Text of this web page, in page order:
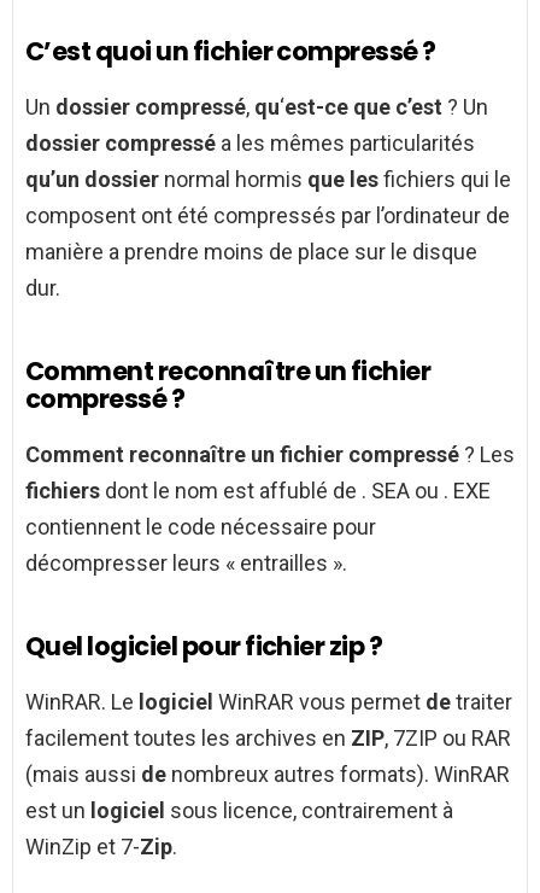
C’est quoi un fichier compressé ?
Un dossier compressé, qu‘est-ce que c’est ? Un
dossier compressé a les mêmes particularités
qu’un dossier normal hormis que lesfichiers qui le
composent ont été compressés par l’ordinateur de
manière a prendre moins de place sur le disque
dur.
Comment reconnaître un fichier
compressé ?
Comment reconnaître un fichier compressé ? Les
fichiers dont le nom est affublé de . SEA ou . EXE
contiennent le code nécessaire pour
décompresser leurs « entrailles ».
Quel logiciel pour fichier zip ?
WinRAR. Le logiciel WinRAR vous permet detraiter
facilement toutes les archives en ZIP, 7ZIP ou RAR
(mais aussi de nombreux autres formats). WinRAR
est un logiciel sous licence, contrairement à
WinZip et 7-Zip.